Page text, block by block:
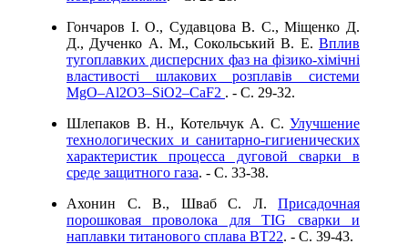
Гончаров І. О., Судавцова В. С., Міщенко Д.
Д., Дученко А. М., Сокольський В. Е. Вплив
тугоплавких дисперсних фаз на фізико-хімічні
властивості шлакових розплавів системи
MgO–Al2O3–SiO2–CaF2 . - C. 29-32.
Шлепаков В. Н., Котельчук А. С. Улучшение
технологических и санитарно-гигиенических
характеристик процесса дуговой сварки в
среде защитного газа. - C. 33-38.
Ахонин С. В., Шваб С. Л. Присадочная
порошковая проволока для TIG сварки и
наплавки титанового сплава ВТ22. - C. 39-43.